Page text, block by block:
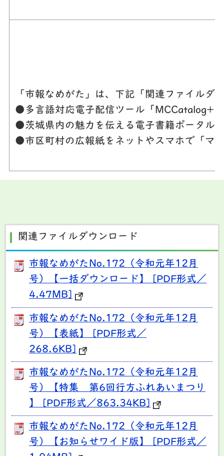
「市報なめがた」は、下記「関連ファイル
●多言語対応電子配信ツール「MCCatalog+
●茨城県内の魅力を伝える電子書籍ポータル
●市区町村の広報紙をネットやスマホで「マ
関連ファイルダウンロード
市報なめがたNo.172（令和元年12月
号）【一括ダウンロード】 [PDF形式／
4.47MB]
市報なめがたNo.172（令和元年12月
号）【表紙】 [PDF形式／
268.6KB]
市報なめがたNo.172（令和元年12月
号）【特集 第6回行方ふれあいまつり
】 [PDF形式／863.34KB]
市報なめがたNo.172（令和元年12月
号）【お知らせワイド版】 [PDF形式／